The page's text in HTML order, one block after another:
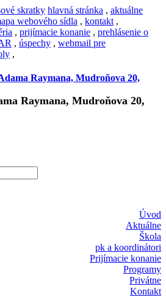
skratky hlavná stránka , aktuálne
webového sídla , kontakt ,
, prijímacie konanie , prehlásenie o
, úspechy , webmail pre
,
Raymana, Mudroňova 20,
Úvod
Aktuálne
Škola
pk a koordinátori
Prijímacie konanie
Programy
Privátne
Kontakt